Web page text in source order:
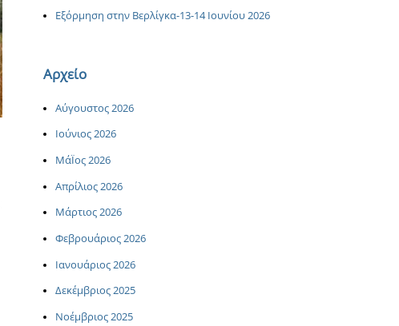
Εξόρμηση στην Βερλίγκα-13-14 Ιουνίου 2026
Αρχείο
Αύγουστος 2026
Ιούνιος 2026
ΜάΪος 2026
Απρίλιος 2026
Μάρτιος 2026
Φεβρουάριος 2026
Ιανουάριος 2026
Δεκέμβριος 2025
Νοέμβριος 2025